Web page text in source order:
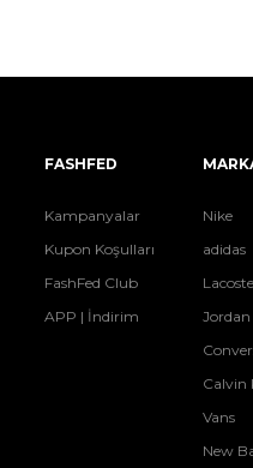
FASHFED
Kampanyalar
Kupon Koşulları
FashFed Club
APP | İndirim
Nike
adidas
Lacoste
Jordan
Calvin
Vans
New